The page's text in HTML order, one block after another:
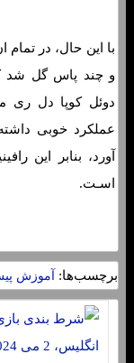
با این حال، در تمام
و چند پاس گل شد
دوئل کوپا دل ری
عملکرد خوبی
آورد، بنابر این
اسـت.
برچسب‌ها: آموزش